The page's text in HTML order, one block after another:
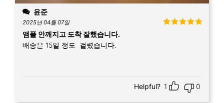
윤준
2025년 04월 07일
앰플 안깨지고 도착 잘했습니다.
배송은 15일 정도 걸렸습니다.
Helpful? 1 0